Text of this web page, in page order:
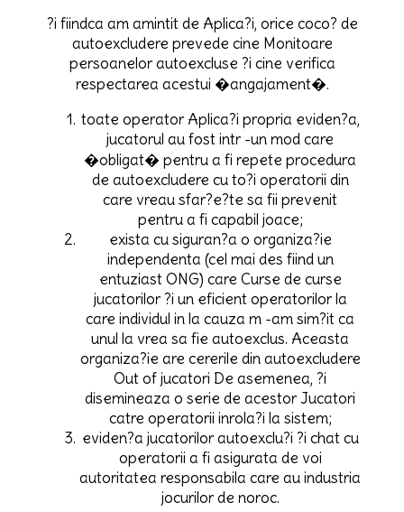
?i fiindca am amintit de Aplica?i, orice coco? de
autoexcludere prevede cine Monitoare
persoanelor autoexcluse ?i cine verifica
respectarea acestui �angajament�.
toate operator Aplica?i propria eviden?a,
jucatorul au fost intr -un mod care
�obligat� pentru a fi repete procedura
de autoexcludere cu to?i operatorii din
care vreau sfar?e?te sa fii prevenit
pentru a fi capabil joace;
exista cu siguran?a o organiza?ie
independenta (cel mai des fiind un
entuziast ONG) care Curse de curse
jucatorilor ?i un eficient operatorilor la
care individul in la cauza m -am sim?it ca
unul la vrea sa fie autoexclus. Aceasta
organiza?ie are cererile din autoexcludere
Out of jucatori De asemenea, ?i
disemineaza o serie de acestor Jucatori
catre operatorii inrola?i la sistem;
eviden?a jucatorilor autoexclu?i ?i chat cu
operatorii a fi asigurata de voi
autoritatea responsabila care au industria
jocurilor de noroc.